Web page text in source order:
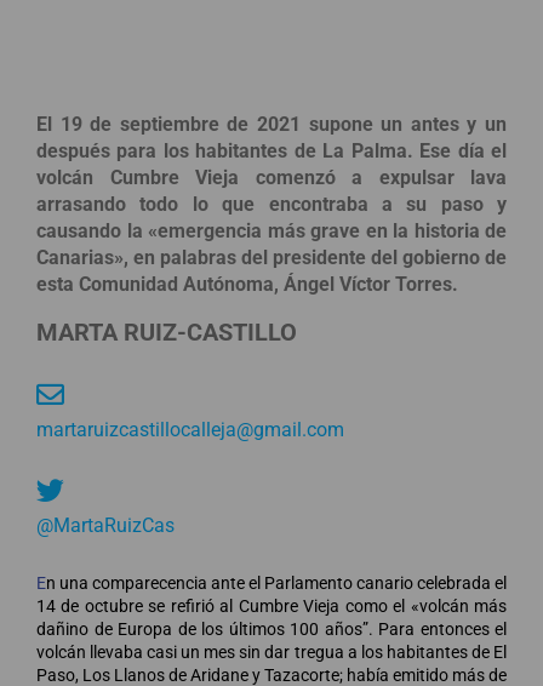
El 19 de septiembre de 2021 supone un antes y un
después para los habitantes de La Palma. Ese día el
volcán Cumbre Vieja comenzó a expulsar lava
arrasando todo lo que encontraba a su paso y
causando la «emergencia más grave en la historia de
Canarias», en palabras del presidente del gobierno de
esta Comunidad Autónoma, Ángel Víctor Torres.
MARTA RUIZ-CASTILLO
martaruizcastillocalleja@gmail.com
@MartaRuizCas
En una comparecencia ante el Parlamento canario celebrada el
14 de octubre se refirió al Cumbre Vieja como el «volcán más
dañino de Europa de los últimos 100 años”. Para entonces el
volcán llevaba casi un mes sin dar tregua a los habitantes de El
Paso, Los Llanos de Aridane y Tazacorte; había emitido más de